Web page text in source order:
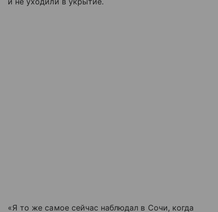
«Я то же самое сейчас наблюдал в Сочи, когда